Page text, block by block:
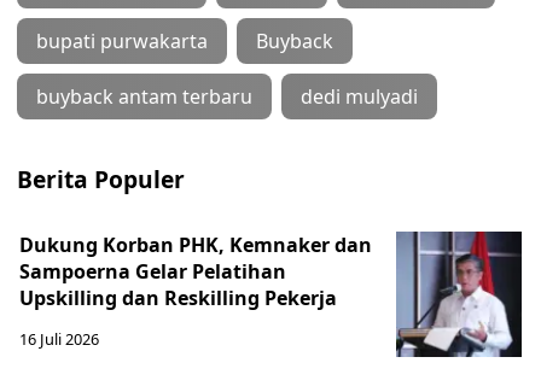
bupati purwakarta Buyback
buyback antam terbaru dedi mulyadi
Berita Populer
Dukung Korban PHK, Kemnaker dan
Sampoerna Gelar Pelatihan
Upskilling dan Reskilling Pekerja
16 Juli 2026